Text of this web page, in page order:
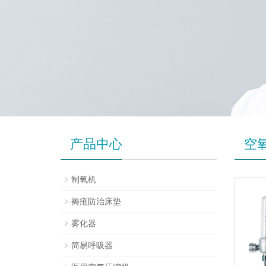
空
产品中心
制氧机
褥疮防治床垫
雾化器
简易呼吸器